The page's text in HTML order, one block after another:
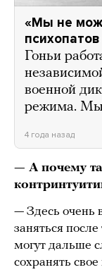
«Мы не
Гоньи
военной
режима. Мы
4 года назад
— А почему
— Здесь очень
заняться
могут дальше
сохранять